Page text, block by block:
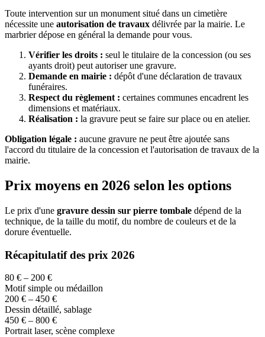
Toute intervention sur un monument situé dans un cimetière
nécessite une autorisation de travaux délivrée par la mairie. Le
marbrier dépose en général la demande pour vous.
Vérifier les droits : seul le titulaire de la concession (ou ses
ayants droit) peut autoriser une gravure.
Demande en mairie : dépôt d'une déclaration de travaux
funéraires.
Respect du règlement : certaines communes encadrent les
dimensions et matériaux.
Réalisation : la gravure peut se faire sur place ou en atelier.
Obligation légale : aucune gravure ne peut être ajoutée sans
l'accord du titulaire de la concession et l'autorisation de travaux de la
mairie.
Prix moyens en 2026 selon les options
Le prix d'une gravure dessin sur pierre tombale dépend de la
technique, de la taille du motif, du nombre de couleurs et de la
dorure éventuelle.
Récapitulatif des prix 2026
80 € – 200 €
Motif simple ou médaillon
200 € – 450 €
Dessin détaillé, sablage
450 € – 800 €
Portrait laser, scène complexe